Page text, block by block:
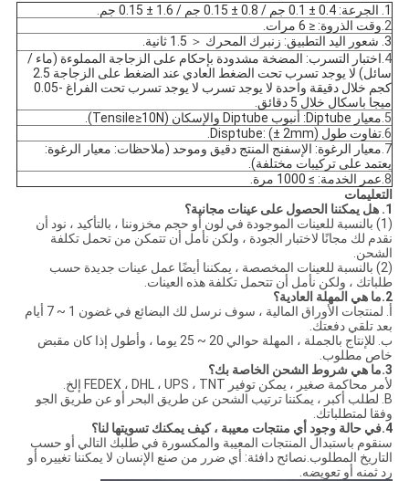
1. الجرعة: 0.4 ± 0.1 جم / 0.8 ± 0.15 جم / 1.6 ± 0.15 جم.
2. وقت الذروة: ≤ 6 مرات.
3. شعور اليد التطبيق: زنبرك المحرك ＜ 1.5 ثانية.
4. اختبار التسرب: المضخة مشدودة بإحكام على الزجاجة المملوءة (ماء /
سائل) لا يوجد تسرب تحت الضغط العادي عند الضغط على الزجاجة 2.5
كجم خلال دقيقة واحدة لا يوجد تسرب لا يوجد تسرب تحت الفراغ -0.05
ميجا باسكال خلال 5 دقائق.
5. معيار Diptube: أنبوب Diptube والإسكان (Tensile≥10N).
6.تفاوت طول Disptube: (± 2mm).
7. معيار الرغوة: الإسفنج المنتج دقيق وموحد (ملاحظات: معيار الرغوة:
يعتمد على تركيبات مختلفة).
8. عمر الخدمة: ≥ 1000 مرة.
التعليمات
1. هل يمكننا الحصول على عينات مجانية؟
(1) بالنسبة للعينات الموجودة في لون أو حجم مخزوننا ، بالتأكيد ، نود أن
نقدم لك مجانًا لاختبار الجودة ، ولكن نأمل أن تتمكن من تحمل تكلفة
الشحن.
(2) بالنسبة للعينات المخصصة ، يمكننا أيضًا عمل عينات جديدة حسب
طلباتك ، ولكن نأمل أن تتحمل تكلفة هذه العينات.
2.ما هي المهلة العادية؟
أ. لمنتجات الأوراق المالية ، سوف نرسل لك البضائع في غضون 1 ~ 7 أيام
بعد تلقي دفعتك.
ب. للإنتاج بالجملة ، المهلة حوالي 20 ~ 25 يوما ، وأطول إذا كان مقبض
خاص مطلوب.
3.ما هي شروط الشحن الخاصة بك؟
لأمر محاكمة صغير ، يمكن توفير FEDEX ، DHL ، UPS ، TNT إلخ.
B. لطلب أكبر ، يمكننا ترتيب الشحن عن طريق البحر أو عن طريق الجو
وفقا لمتطلباتك.
4.في حالة وجود أي منتجات معيبة ، كيف يمكنك تسويتها لنا؟
سنقوم باستبدال المنتجات المعيبة والمكسورة في طلبك التالي أو حسب
التاريخ المطلوب.نصائح دافئة: أي ضرر من صنع الإنسان لا يمكننا تغييره أو
رد ثمنه أو تعويضه.